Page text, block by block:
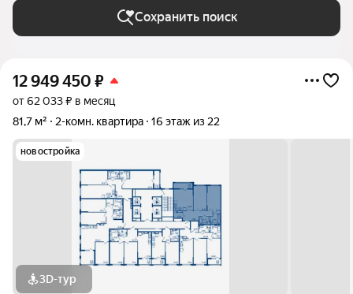
Сохранить поиск
12 949 450 ₽
от 62 033 ₽ в месяц
81,7 м²
2-комн. квартира 16 этаж из 22
новостройка
3D-тур